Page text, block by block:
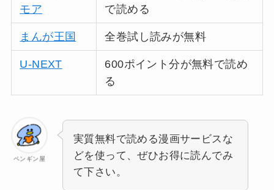
モア
で読める
まんが王国 全巻試し読みが無料
U-NEXT
600ポイント分が無料で読め
る
ペンギン屋
実質無料で読める漫画サービスな
どを使って、ぜひお得に読んでみ
て下さい。